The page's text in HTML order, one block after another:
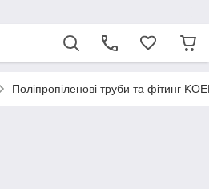
Поліпропіленові труби та фітинг